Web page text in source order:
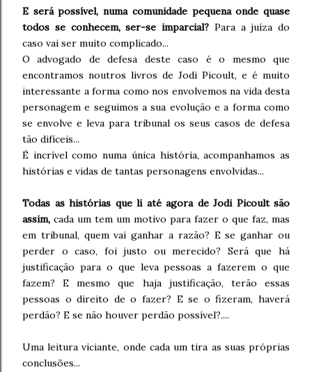
E será possível, numa comunidade pequena onde quase
todos se conhecem, ser-se imparcial? Para a juíza do
caso vai ser muito complicado...
O advogado de defesa deste caso é o mesmo que
encontramos noutros livros de Jodi Picoult, e é muito
interessante a forma como nos envolvemos na vida desta
personagem e seguimos a sua evolução e a forma como
se envolve e leva para tribunal os seus casos de defesa
tão difíceis...
É incrível como numa única história, acompanhamos as
histórias e vidas de tantas personagens envolvidas...
Todas as histórias que li até agora de Jodi Picoult são
assim, cada um tem um motivo para fazer o que faz, mas
em tribunal, quem vai ganhar a razão? E se ganhar ou
perder o caso, foi justo ou merecido? Será que há
justificação para o que leva pessoas a fazerem o que
fazem? E mesmo que haja justificação, terão essas
pessoas o direito de o fazer? E se o fizeram, haverá
perdão? E se não houver perdão possível?....
Uma leitura viciante, onde cada um tira as suas próprias
conclusões...